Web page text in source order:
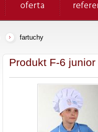
fartuchy
Produkt F-6 junior